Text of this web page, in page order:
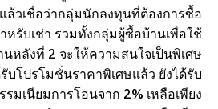
ล้วเชื่อว่ากลุ่มนักลงทุนที่ต้องการซื้อ
หรับเช่า รวมทั้งกลุ่มผู้ซื้อบ้านเพื่อใช้
หลังที่ 2 จะให้ความสนใจเป็นพิเศษ
บโปรโมชั่นราคาพิเศษแล้ว ยังได้รับ
มเนียมการโอนจาก 2% เหลือเพียง